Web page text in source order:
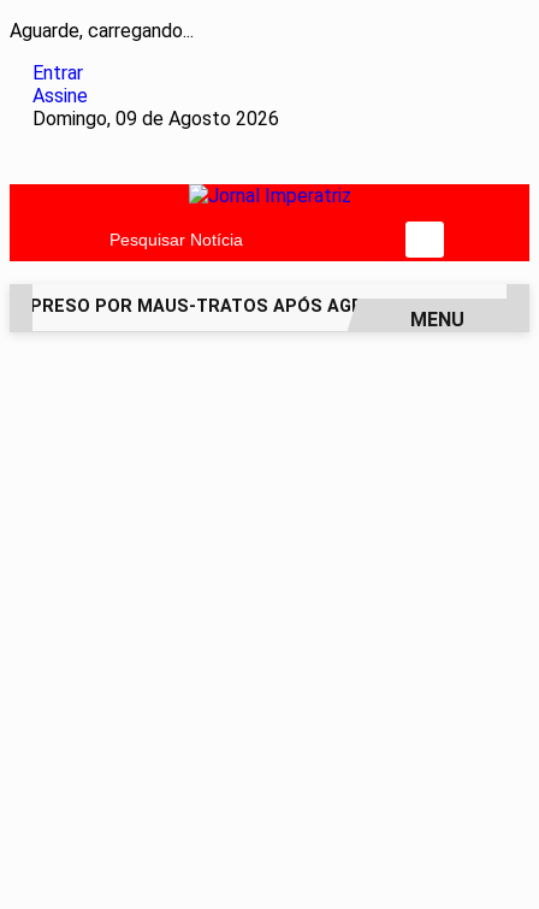
Aguarde, carregando...
Entrar
Assine
Domingo, 09 de Agosto 2026
Pesquisar Notícia
PRESO POR MAUS-TRATOS APÓS AGREDIR GRAVEMENTE
MENU